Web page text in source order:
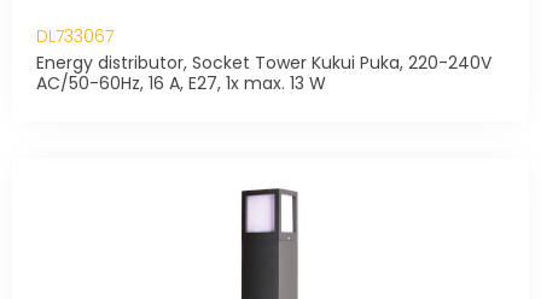
DL733067
Energy distributor, Socket Tower Kukui Puka, 220-240V
AC/50-60Hz, 16 A, E27, 1x max. 13 W